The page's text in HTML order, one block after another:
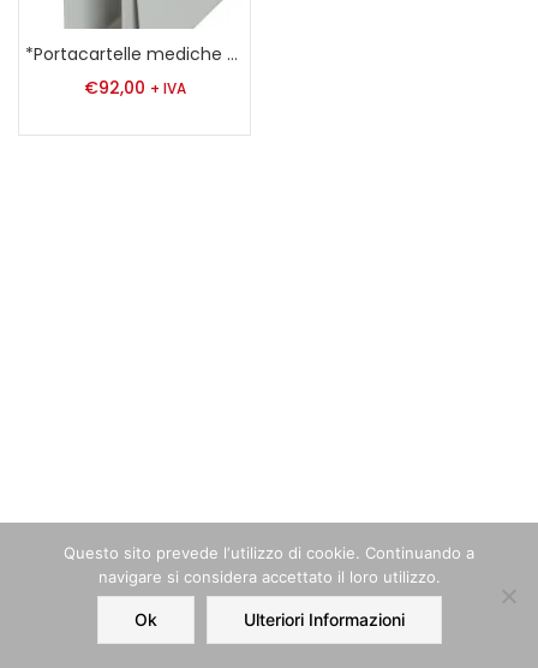
Home Order Account
*Portacartelle mediche per letto
€92,00 + IVA
Questo sito prevede l‘utilizzo di cookie. Continuando a
navigare si considera accettato il loro utilizzo.
Ok Ulteriori Informazioni